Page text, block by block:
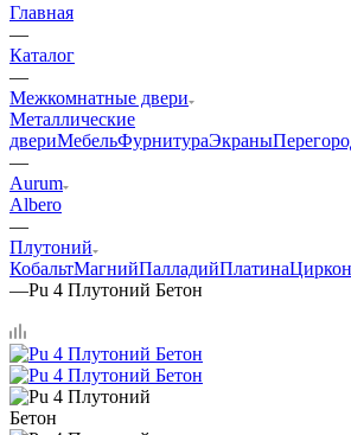
Главная
—
Каталог
—
Межкомнатные двери
Металлические
двериМебельФурнитураЭкраны
—
Aurum
Albero
—
Плутоний
КобальтМагнийПалладийПлатина
—Pu 4 Плутоний Бетон